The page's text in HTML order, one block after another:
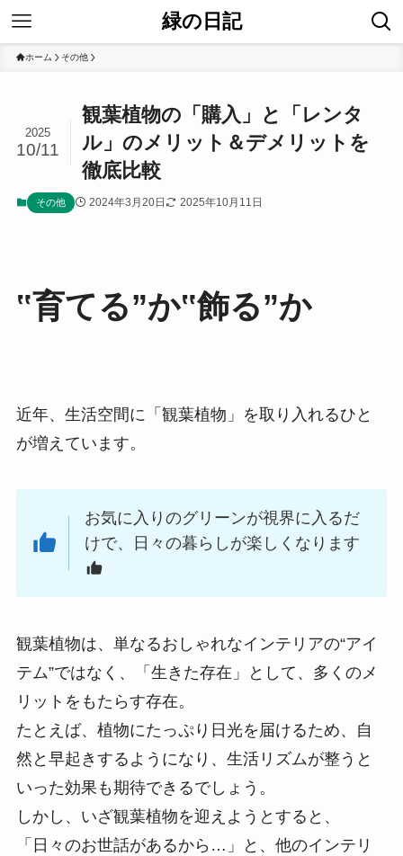
緑の日記
ホーム その他
観葉植物の「購入」と「レンタ
ル」のメリット＆デメリットを
徹底比較
2025
10/11
その他 2024年3月20日 2025年10月11日
‟育てる”か‟飾る”か
近年、生活空間に「観葉植物」を取り入れるひと
が増えています。
お気に入りのグリーンが視界に入るだ
けで、日々の暮らしが楽しくなります
観葉植物は、単なるおしゃれなインテリアの“アイ
テム”ではなく、「生きた存在」として、多くのメ
リットをもたらす存在。
たとえば、植物にたっぷり日光を届けるため、自
然と早起きするようになり、生活リズムが整うと
いった効果も期待できるでしょう。
しかし、いざ観葉植物を迎えようとすると、
「日々のお世話があるから…」と、他のインテリ